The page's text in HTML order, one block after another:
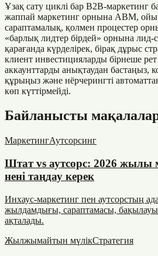
Ұзақ сату циклі бар B2B-маркетинг
жаппай маркетинг орнына ABM,
сараптамалық, қолмен процестер
«барлық лидтер бірдей» орнына лид-
қарағанда күрделірек, бірақ дұрыс
клиент инвестицияларды бірнеше
аккаунттарды анықтаудан бастаңыз,
құрыңыз және нёрчерингті
көп күттірмейді.
Байланысты
МаркетингАутсорсинг
Штат vs аутсорс: 2026 жылы
нені таңдау керек
Инхаус-маркетинг пен аутсорстың
жылдамдығы, сараптамасы,
ақталады.
Жылжымайтын мүлікСтратегия